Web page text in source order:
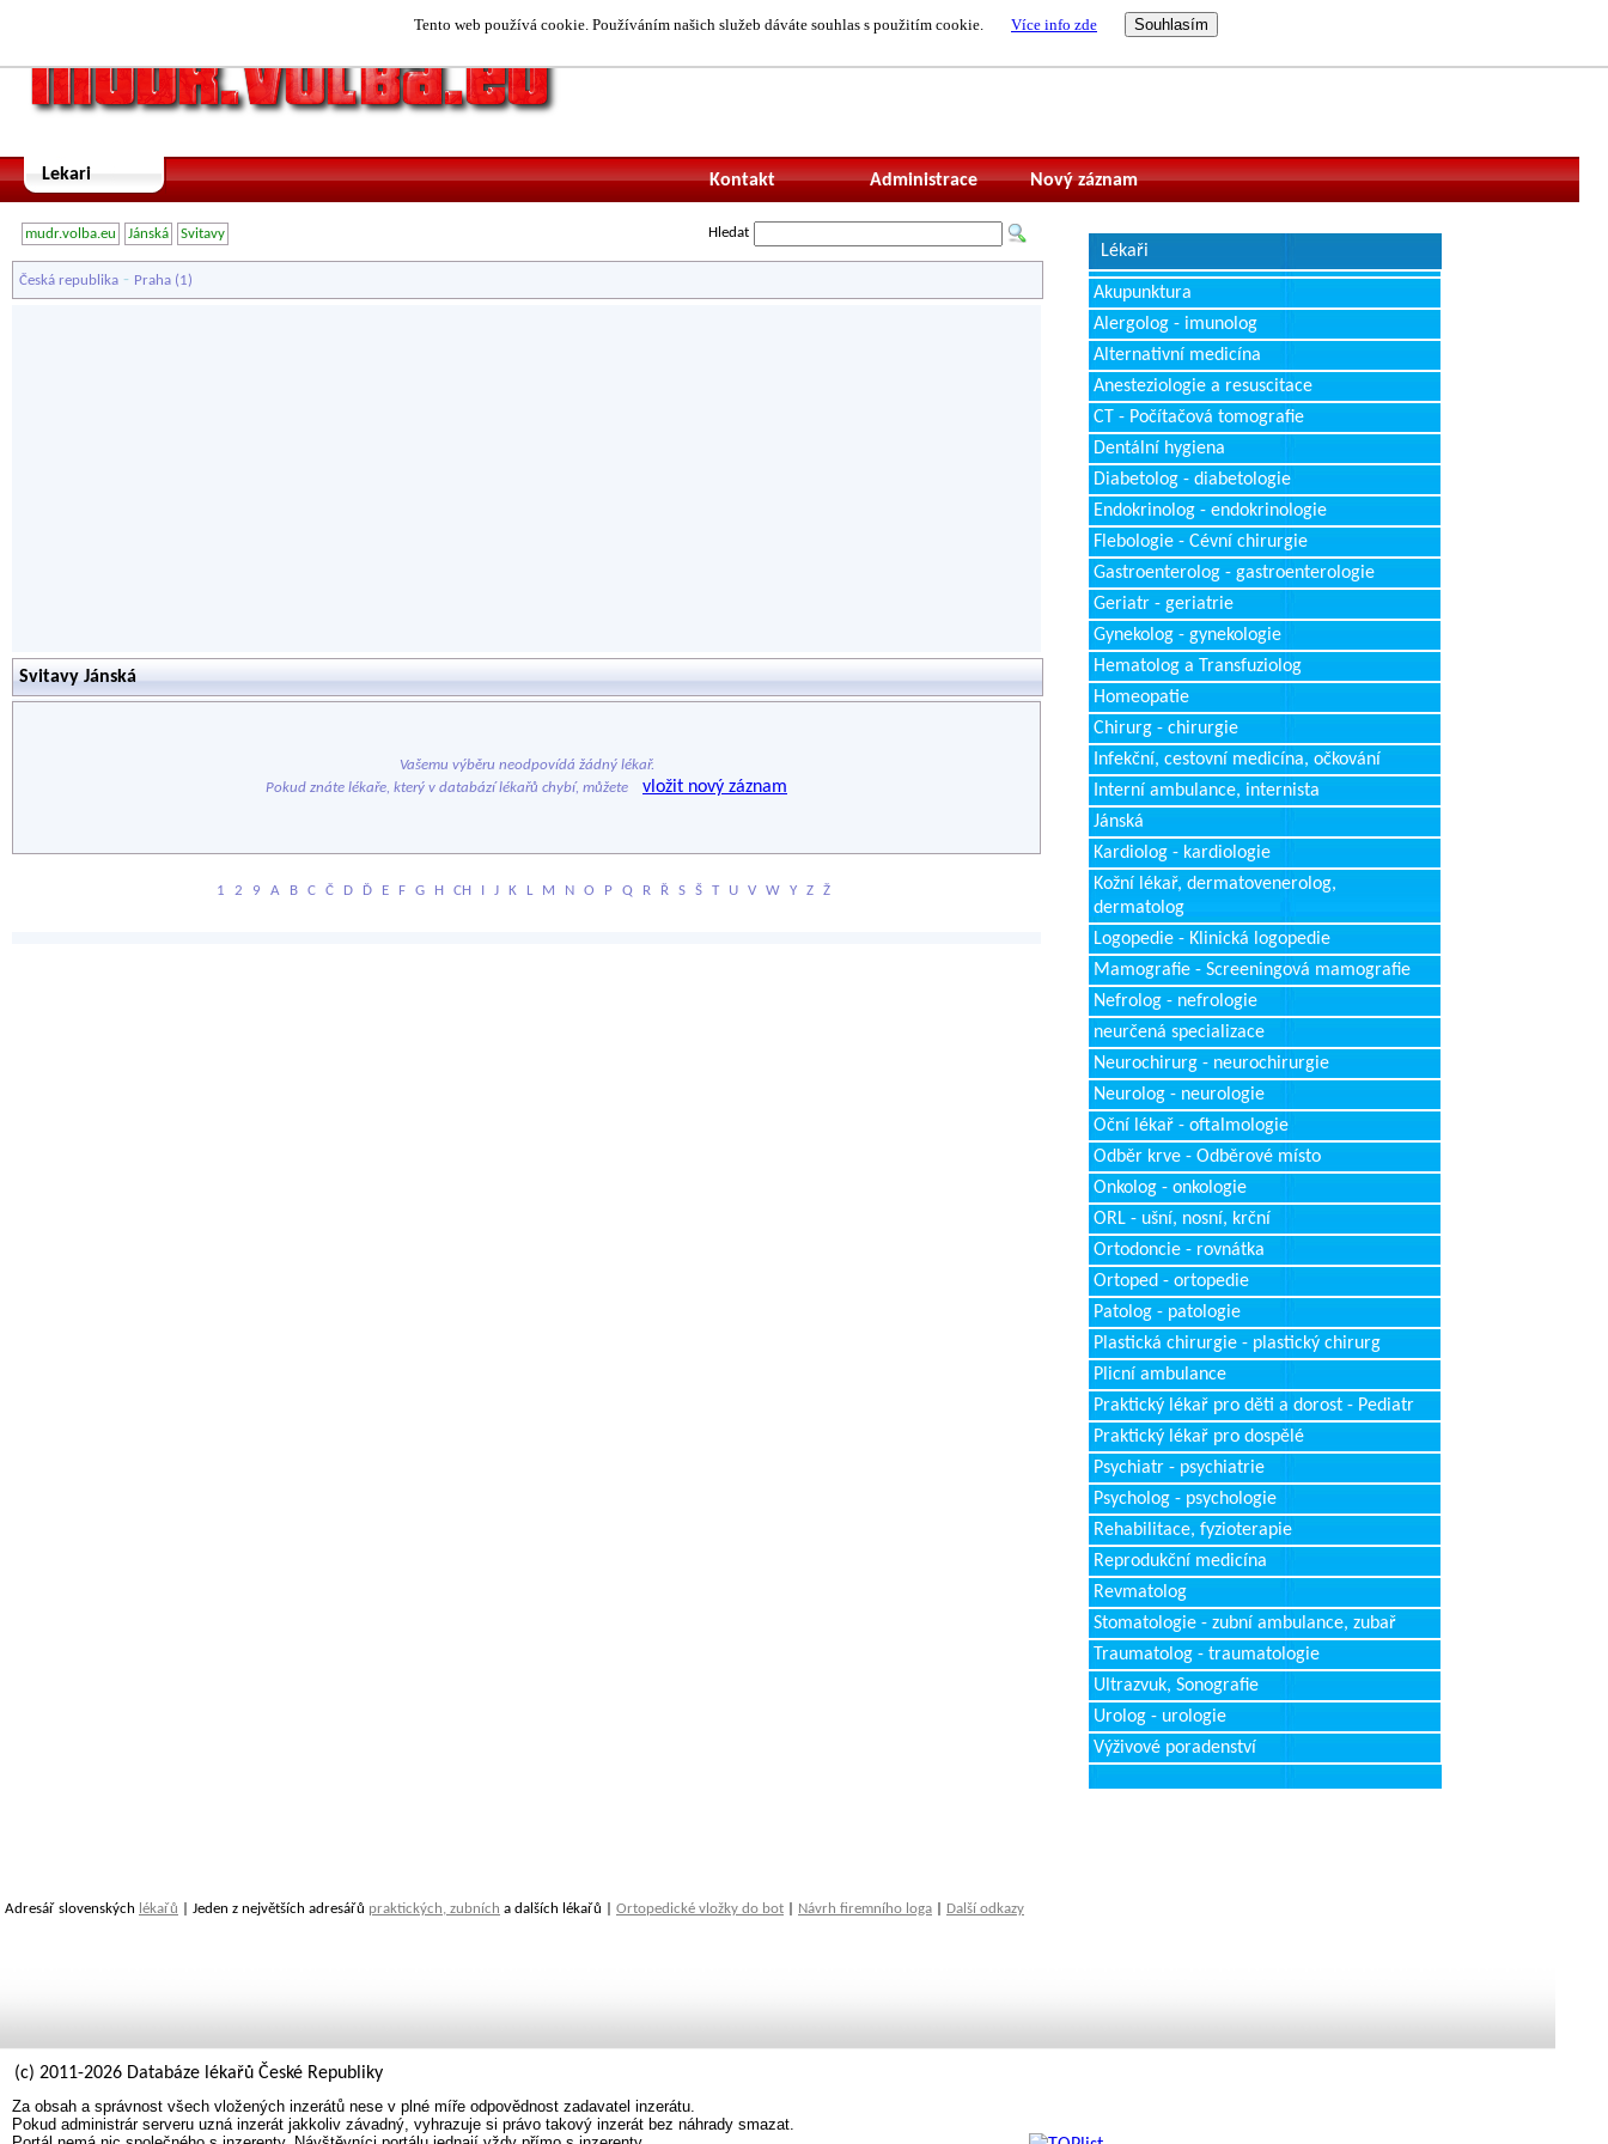
Tento web používá cookie. Používáním našich služeb dáváte souhlas s použitím cookie. Více info zde
Lekari Nový záznam
Administrace
Kontakt
mudr.volba.eu Jánská Svitavy Hledat
Česká republika - Praha (1)
Svitavy Jánská
Vašemu výběru neodpovídá žádný lékař.
Pokud znáte lékaře, který v databází lékařů chybí, můžete
vložit nový záznam
1 2 9 A B C Č D Ď E F G H CH I J K L M N O P Q R Ř S Š T U V W Y Z Ž
Lékaři
Akupunktura
Alergolog - imunolog
Alternativní medicína
Anesteziologie a resuscitace
CT - Počítačová tomografie
Dentální hygiena
Diabetolog - diabetologie
Endokrinolog - endokrinologie
Flebologie - Cévní chirurgie
Gastroenterolog - gastroenterologie
Geriatr - geriatrie
Gynekolog - gynekologie
Hematolog a Transfuziolog
Homeopatie
Chirurg - chirurgie
Infekční, cestovní medicína, očkování
Interní ambulance, internista
Jánská
Kardiolog - kardiologie
Kožní lékař, dermatovenerolog,
dermatolog
Logopedie - Klinická logopedie
Mamografie - Screeningová mamografie
Nefrolog - nefrologie
neurčená specializace
Neurochirurg - neurochirurgie
Neurolog - neurologie
Oční lékař - oftalmologie
Odběr krve - Odběrové místo
Onkolog - onkologie
ORL - ušní, nosní, krční
Ortodoncie - rovnátka
Ortoped - ortopedie
Patolog - patologie
Plastická chirurgie - plastický chirurg
Plicní ambulance
Praktický lékař pro děti a dorost - Pediatr
Praktický lékař pro dospělé
Psychiatr - psychiatrie
Psycholog - psychologie
Rehabilitace, fyzioterapie
Reprodukční medicína
Revmatolog
Stomatologie - zubní ambulance, zubař
Traumatolog - traumatologie
Ultrazvuk, Sonografie
Urolog - urologie
Výživové poradenství
Adresář slovenských lékařů | Jeden z největších adresářů praktických, zubních a dalších lékařů | Ortopedické vložky do bot Návrh firemního loga Další odkazy
(c) 2011-2026 Databáze lékařů České Republiky
Za obsah a správnost všech vložených inzerátů nese v plné míře odpovědnost zadavatel inzerátu.
Pokud administrár serveru uzná inzerát jakkoliv závadný, vyhrazuje si právo takový inzerát bez náhrady smazat.